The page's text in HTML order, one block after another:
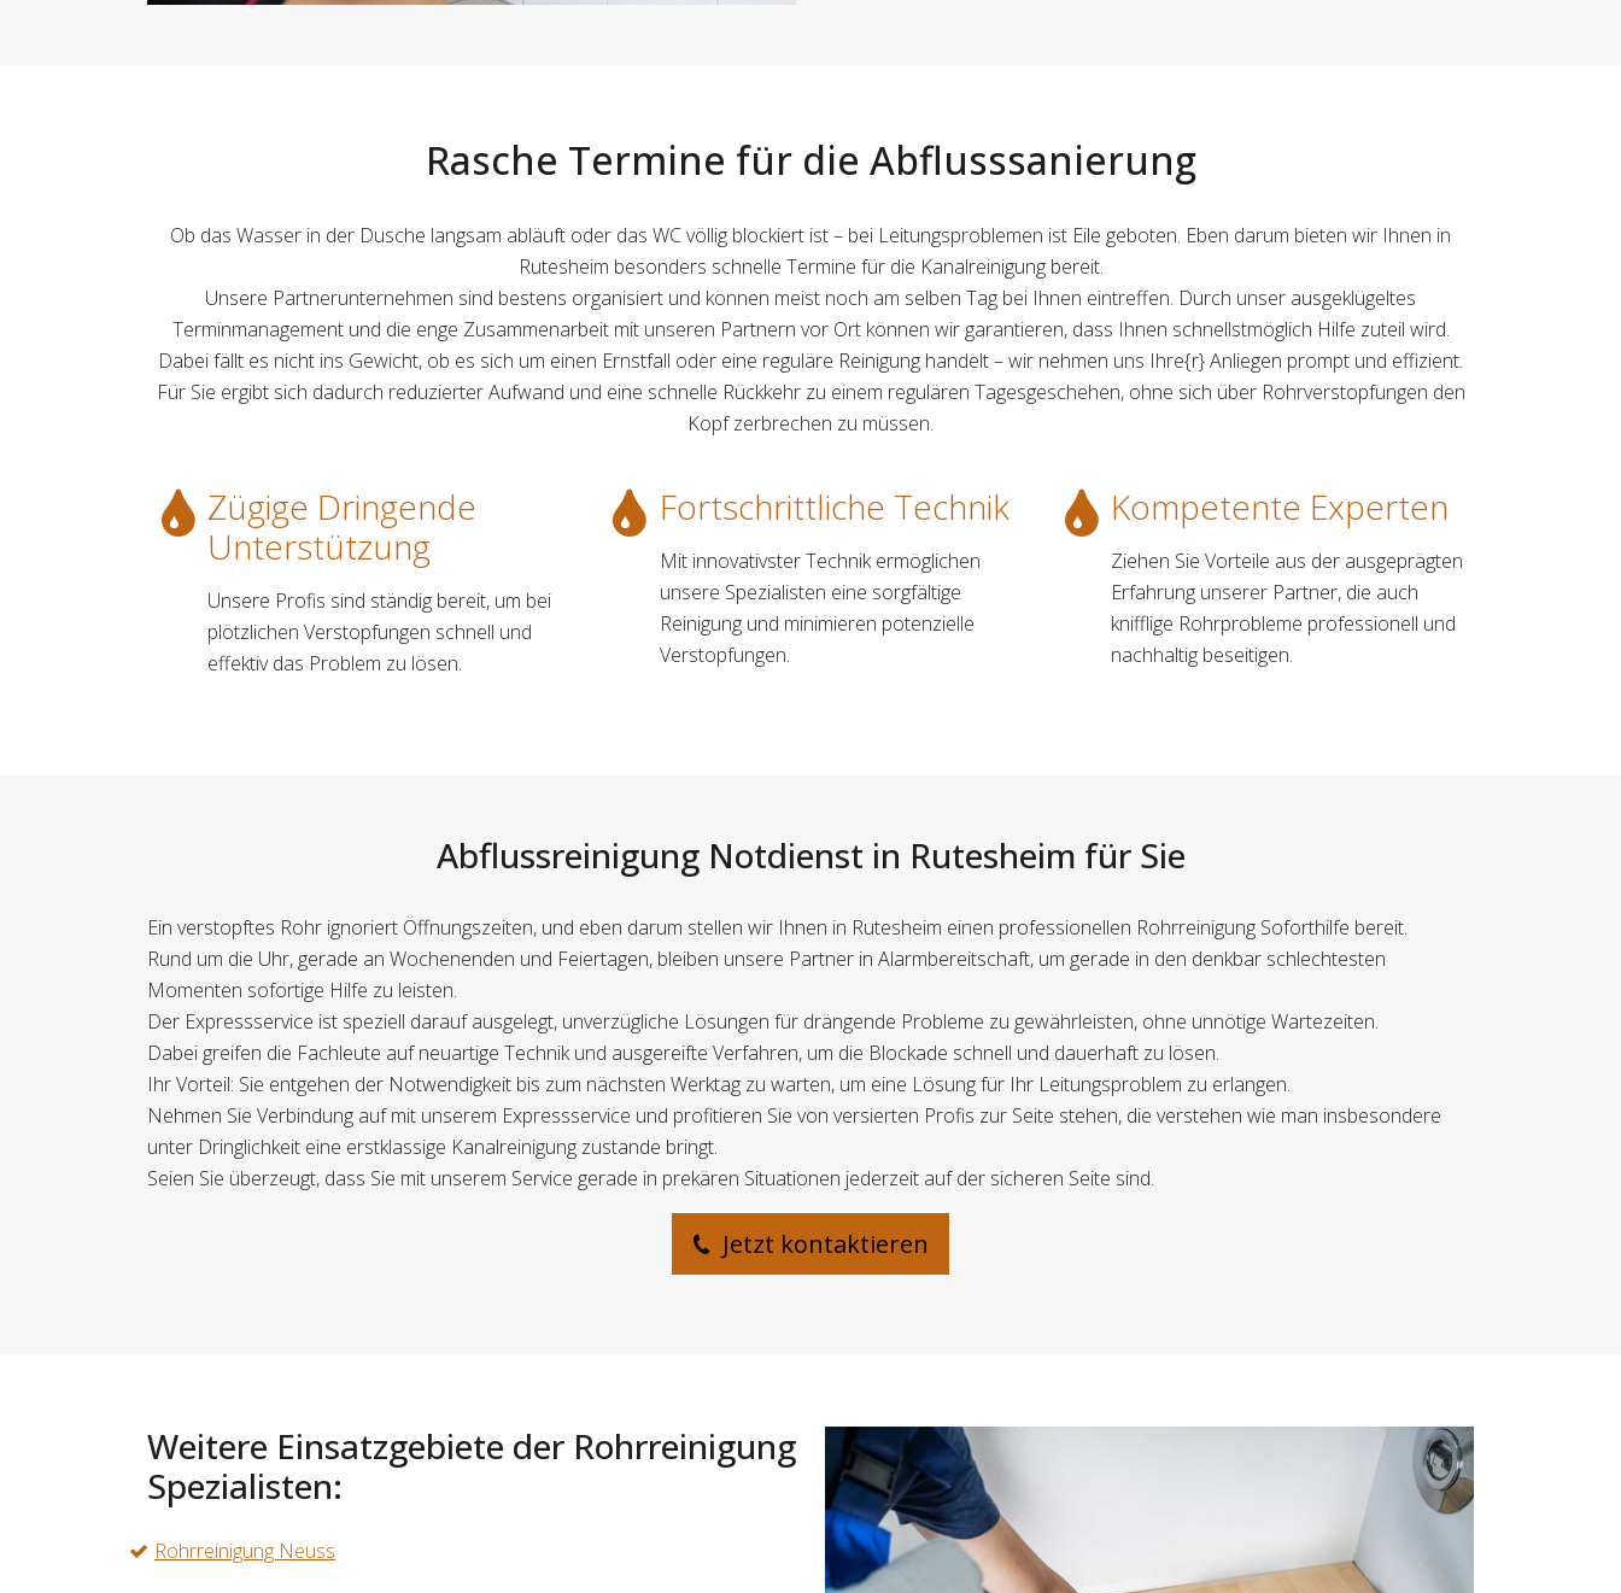
Rasche Termine für die Abflusssanierung
Ob das Wasser in der Dusche langsam abläuft oder das WC völlig blockiert ist – bei Leitungsproblemen ist Eile geboten. Eben darum bieten wir Ihnen in
Rutesheim besonders schnelle Termine für die Kanalreinigung bereit.
Unsere Partnerunternehmen sind bestens organisiert und können meist noch am selben Tag bei Ihnen eintreffen. Durch unser ausgeklügeltes
Terminmanagement und die enge Zusammenarbeit mit unseren Partnern vor Ort können wir garantieren, dass Ihnen schnellstmöglich Hilfe zuteil wird.
Dabei fällt es nicht ins Gewicht, ob es sich um einen Ernstfall oder eine reguläre Reinigung handelt – wir nehmen uns Ihre{r} Anliegen prompt und effizient.
Für Sie ergibt sich dadurch reduzierter Aufwand und eine schnelle Rückkehr zu einem regulären Tagesgeschehen, ohne sich über Rohrverstopfungen den
Kopf zerbrechen zu müssen.
Zügige Dringende
Unterstützung
Unsere Profis sind ständig bereit, um bei
plötzlichen Verstopfungen schnell und
effektiv das Problem zu lösen.
Fortschrittliche Technik
Mit innovativster Technik ermöglichen
unsere Spezialisten eine sorgfältige
Reinigung und minimieren potenzielle
Verstopfungen.
Kompetente Experten
Ziehen Sie Vorteile aus der ausgeprägten
Erfahrung unserer Partner, die auch
knifflige Rohrprobleme professionell und
nachhaltig beseitigen.
Abflussreinigung Notdienst in Rutesheim für Sie
Ein verstopftes Rohr ignoriert Öffnungszeiten, und eben darum stellen wir Ihnen in Rutesheim einen professionellen Rohrreinigung Soforthilfe bereit.
Rund um die Uhr, gerade an Wochenenden und Feiertagen, bleiben unsere Partner in Alarmbereitschaft, um gerade in den denkbar schlechtesten
Momenten sofortige Hilfe zu leisten.
Der Expressservice ist speziell darauf ausgelegt, unverzügliche Lösungen für drängende Probleme zu gewährleisten, ohne unnötige Wartezeiten.
Dabei greifen die Fachleute auf neuartige Technik und ausgereifte Verfahren, um die Blockade schnell und dauerhaft zu lösen.
Ihr Vorteil: Sie entgehen der Notwendigkeit bis zum nächsten Werktag zu warten, um eine Lösung für Ihr Leitungsproblem zu erlangen.
Nehmen Sie Verbindung auf mit unserem Expressservice und profitieren Sie von versierten Profis zur Seite stehen, die verstehen wie man insbesondere
unter Dringlichkeit eine erstklassige Kanalreinigung zustande bringt.
Seien Sie überzeugt, dass Sie mit unserem Service gerade in prekären Situationen jederzeit auf der sicheren Seite sind.
Jetzt kontaktieren
Weitere Einsatzgebiete der Rohrreinigung
Spezialisten:
Rohrreinigung Neuss